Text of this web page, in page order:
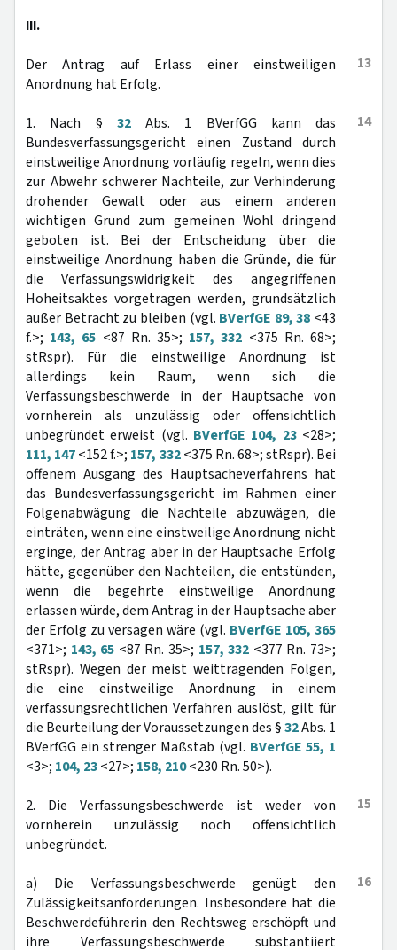
III.
13
Der Antrag auf Erlass einer einstweiligen
Anordnung hat Erfolg.
14
1. Nach § 32Abs. 1 BVerfGG kann das
Bundesverfassungsgericht einen Zustand durch
einstweilige Anordnung vorläufig regeln, wenn dies
zur Abwehr schwerer Nachteile, zur Verhinderung
drohender Gewalt oder aus einem anderen
wichtigen Grund zum gemeinen Wohl dringend
geboten ist. Bei der Entscheidung über die
einstweilige Anordnung haben die Gründe, die für
die Verfassungswidrigkeit des angegriffenen
Hoheitsaktes vorgetragen werden, grundsätzlich
außer Betracht zu bleiben (vgl. BVerfGE 89, 38 <43
f.>; 143, 65 <87 Rn. 35>; 157, 332 <375 Rn. 68>;
stRspr). Für die einstweilige Anordnung ist
allerdings kein Raum, wenn sich die
Verfassungsbeschwerde in der Hauptsache von
vornherein als unzulässig oder offensichtlich
unbegründet erweist (vgl. BVerfGE 104, 23<28>;
111, 147<152 f.>; 157, 332<375 Rn. 68>; stRspr). Bei
offenem Ausgang des Hauptsacheverfahrens hat
das Bundesverfassungsgericht im Rahmen einer
Folgenabwägung die Nachteile abzuwägen, die
einträten, wenn eine einstweilige Anordnung nicht
erginge, der Antrag aber in der Hauptsache Erfolg
hätte, gegenüber den Nachteilen, die entstünden,
wenn die begehrte einstweilige Anordnung
erlassen würde, dem Antrag in der Hauptsache aber
der Erfolg zu versagen wäre (vgl. BVerfGE 105, 365
<371>; 143, 65 <87 Rn. 35>; 157, 332 <377 Rn. 73>;
stRspr). Wegen der meist weittragenden Folgen,
die eine einstweilige Anordnung in einem
verfassungsrechtlichen Verfahren auslöst, gilt für
die Beurteilung der Voraussetzungen des §32Abs. 1
BVerfGG ein strenger Maßstab (vgl. BVerfGE 55, 1
<3>; 104, 23<27>; 158, 210<230 Rn. 50>).
15
2. Die Verfassungsbeschwerde ist weder von
vornherein unzulässig noch offensichtlich
unbegründet.
16
a) Die Verfassungsbeschwerde genügt den
Zulässigkeitsanforderungen. Insbesondere hat die
Beschwerdeführerin den Rechtsweg erschöpft und
ihre Verfassungsbeschwerde substantiiert